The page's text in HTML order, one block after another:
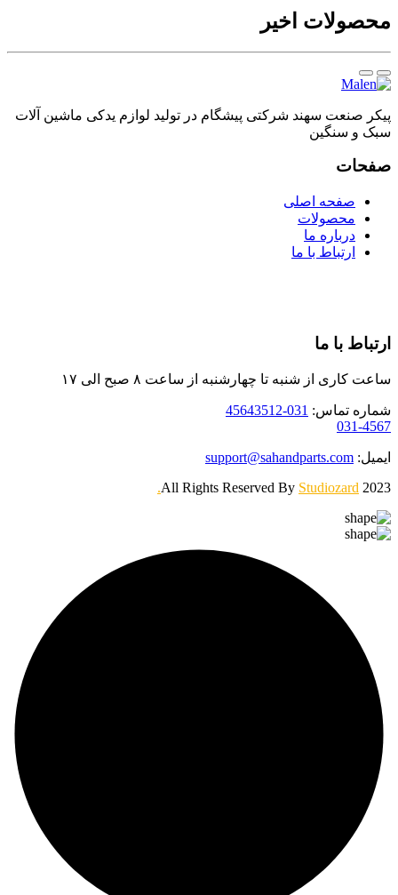
محصولات اخیر
پیکر صنعت سهند شرکتی پیشگام در تولید لوازم یدکی ماشین آلات
سبک و سنگین
صفحات
صفحه اصلی
محصولات
درباره ما
ارتباط با ما
ارتباط با ما
ساعت کاری از شنبه تا چهارشنبه از ساعت ۸ صبح الی ۱۷
شماره تماس: 031-45643512
031-4567
ایمیل: support@sahandparts.com
2023 All Rights Reserved By
Studiozard.